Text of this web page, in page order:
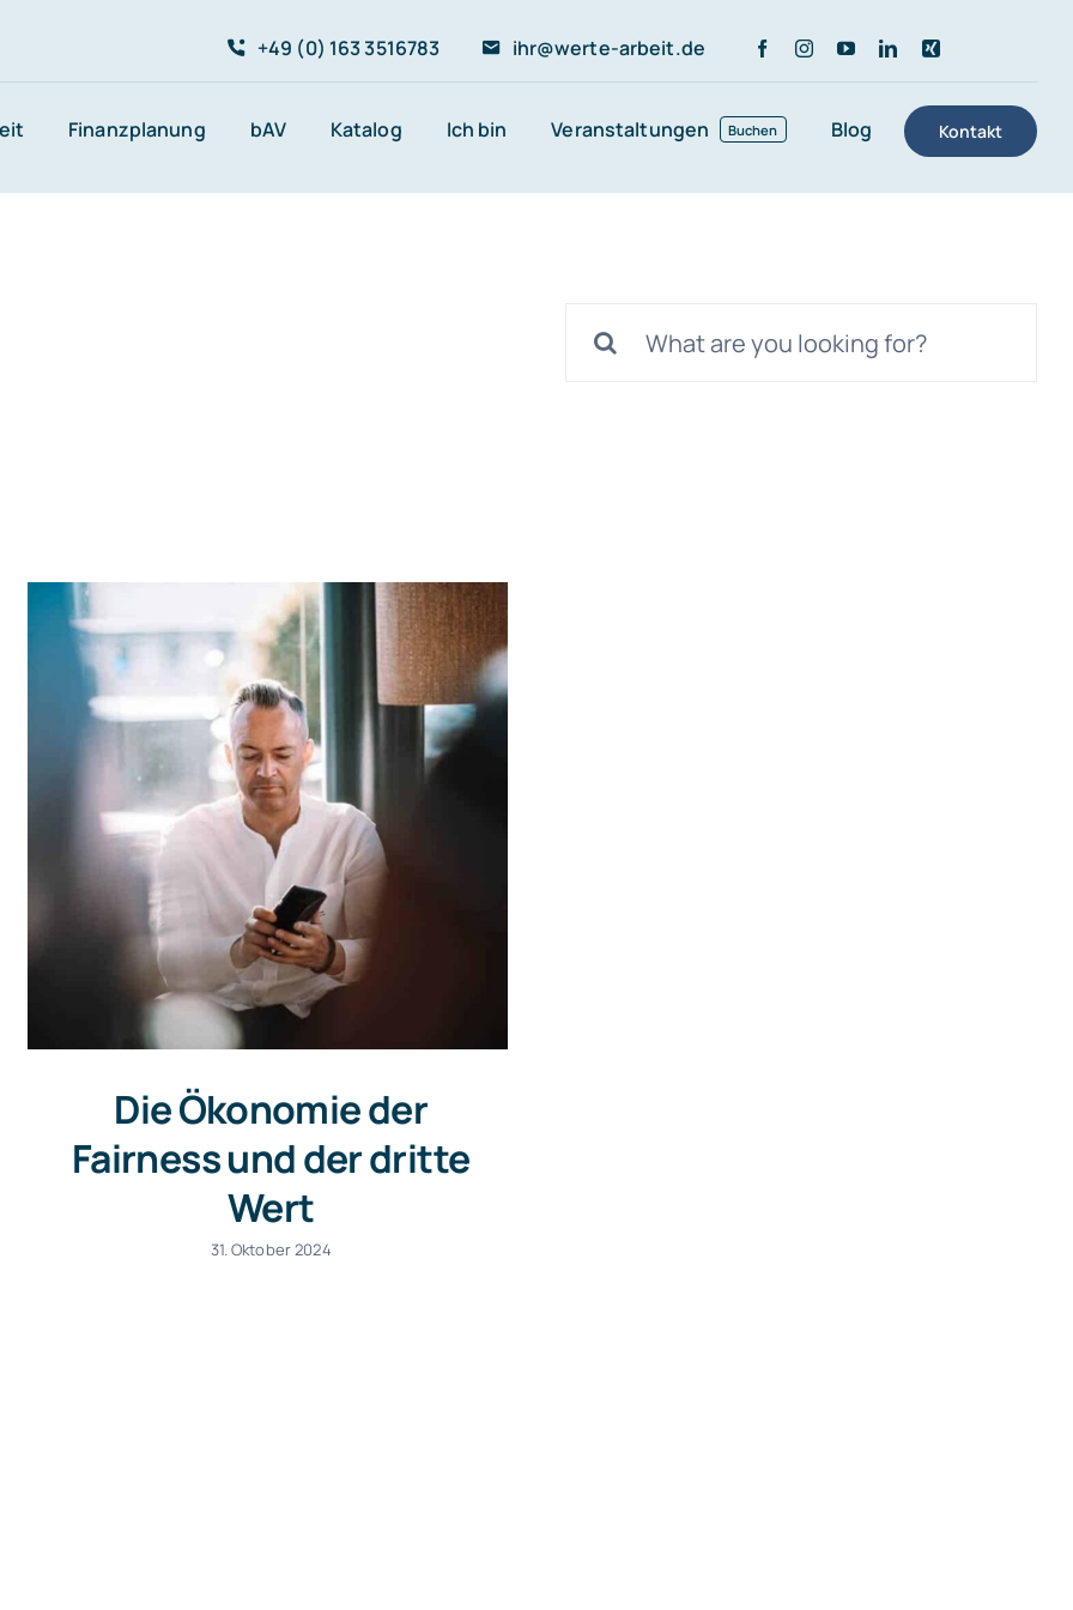
+49 (0) 163 3516783 ihr@werte-arbeit.de
Finanzplanung bAV Katalog Ich bin Veranstaltungen Buchen Blog Kontakt
nach:
Die Ökonomie der
Fairness und der dritte
Wert
31. Oktober 2024